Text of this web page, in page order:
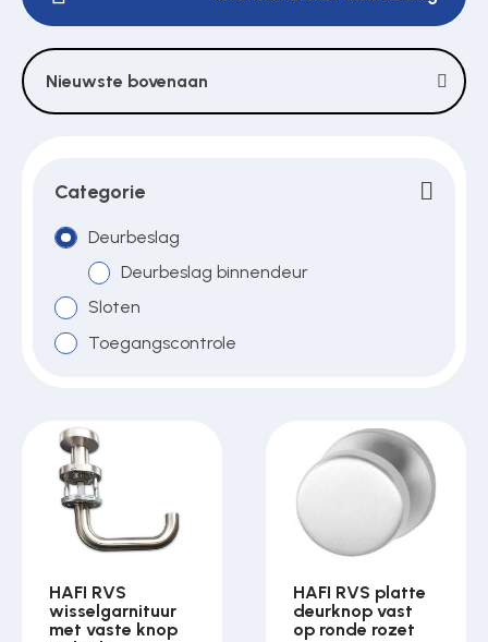
Sloten
Toegangsverlening
Voedingen
Contact
Nieuwste bovenaan
Categorie
Deurbeslag
Deurbeslag binnendeur
Sloten
Toegangscontrole
HAFI RVS
wisselgarnituur
met vaste knop
HAFI RVS platte
deurknop vast
op ronde rozet